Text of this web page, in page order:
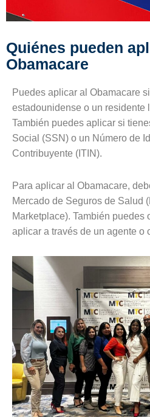
Quiénes pueden
Obamacare
Puedes aplicar al Obamacare
estadounidense o un residente
También puedes aplicar si
Social (SSN) o un Número de
Contribuyente (ITIN).
Para aplicar al Obamacare,
Mercado de Seguros de Salud
Marketplace). También puedes
aplicar a través de un agente o